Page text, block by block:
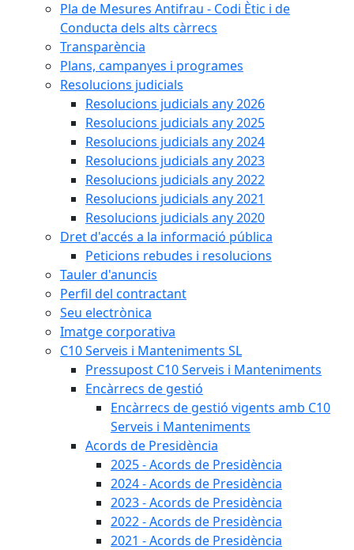
Pla de Mesures Antifrau - Codi Ètic i de
Conducta dels alts càrrecs
Transparència
Plans, campanyes i programes
Resolucions judicials
Resolucions judicials any 2026
Resolucions judicials any 2025
Resolucions judicials any 2024
Resolucions judicials any 2023
Resolucions judicials any 2022
Resolucions judicials any 2021
Resolucions judicials any 2020
Dret d'accés a la informació pública
Peticions rebudes i resolucions
Tauler d'anuncis
Perfil del contractant
Seu electrònica
Imatge corporativa
C10 Serveis i Manteniments SL
Pressupost C10 Serveis i Manteniments
Encàrrecs de gestió
Encàrrecs de gestió vigents amb C10
Serveis i Manteniments
Acords de Presidència
2025 - Acords de Presidència
2024 - Acords de Presidència
2023 - Acords de Presidència
2022 - Acords de Presidència
2021 - Acords de Presidència